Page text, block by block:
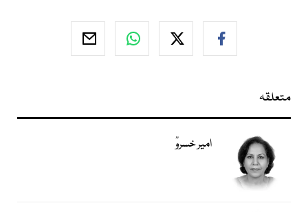
متعلقہ
امیر خسروؒ